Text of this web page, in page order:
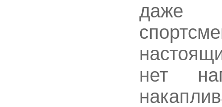
даже
нет